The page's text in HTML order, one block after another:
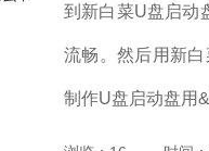
到新白菜U盘启动
流畅。然后用新
制作U盘启动盘用